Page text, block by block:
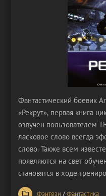
Фантастический боевик
«Рекрут», первая книга
озвучен пользователем
ласковое слово всегда
слово. Также всем
появляются на свет
становятся в ходе
используется одной
Фэнтези /Фантастика